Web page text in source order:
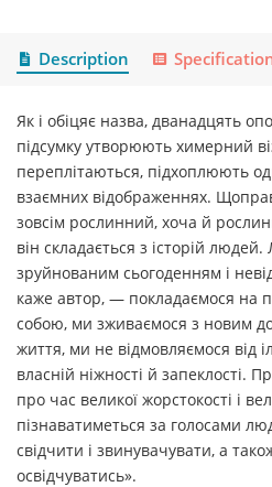
Description
Як і обіцяє назва, дванадцять
підсумку утворюють химерний
переплітаються, підхоплюють
взаємних відображеннях.
зовсім рослинний, хоча й
він складається з історій
зруйнованим сьогоденням і
каже автор, — покладаємося на
собою, ми зживаємося з новим
життя, ми не відмовляємося від
власній ніжності й запеклості.
про час великої жорстокості і
пізнаватиметься за голосами
свідчити і звинувачувати, а
освідчуватись».